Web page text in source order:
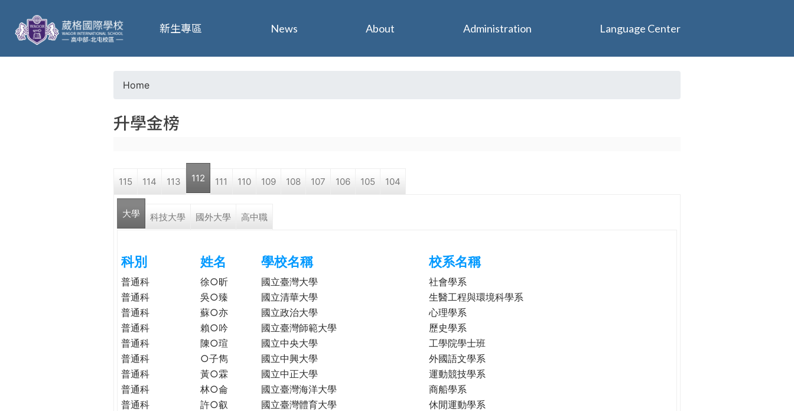
葳
格
o
a
r
h
e
r
e
Home
升學金榜
115 114 113 112 111 110 109 108 107 106 105 104
大學 科技大學 國外大學 高中職
科別 姓名 學校名稱 校系名稱
普通科 徐○昕 國立臺灣大學
社會學系
普通科
吳○臻 國立清華大學
生醫工程與環境科學系
普通科
蘇○亦 國立政治大學
心理學系
普通科
賴○吟 國立臺灣師範大學
歷史學系
普通科
陳○瑄 國立中央大學
工學院學士班
普通科
○子雋 國立中興大學
外國語文學系
普通科
黃○霖 國立中正大學
運動競技學系
普通科
林○侖 國立臺灣海洋大學
商船學系
普通科
許○叡 國立臺灣體育大學
休閒運動學系
新生專區 News About Administration Language Center